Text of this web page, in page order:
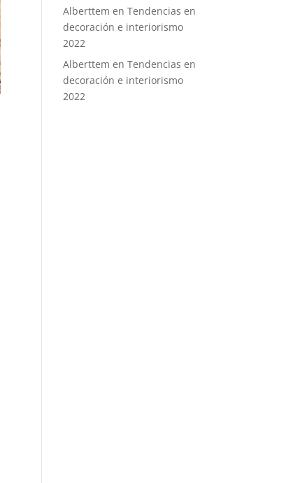
Alberttem enTendencias en
decoración e interiorismo
2022
Alberttem enTendencias en
decoración e interiorismo
2022